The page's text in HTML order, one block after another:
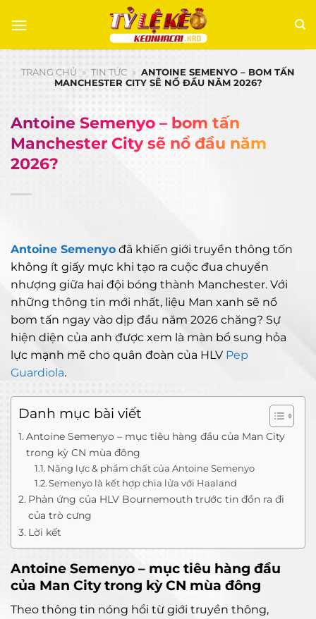
đến
TRANG CHỦ » TIN TỨC » ANTOINE SEMENYO – BOM TẤN
MANCHESTER CITY SẼ NỔ ĐẦU NĂM 2026?
Antoine Semenyo – bom tấn
Manchester City sẽ nổ đầu năm
2026?
Antoine Semenyo đã khiến giới truyền thông tốn
không ít giấy mực khi tạo ra cuộc đua chuyển
nhượng giữa hai đội bóng thành Manchester. Với
những thông tin mới nhất, liệu Man xanh sẽ nổ
bom tấn ngay vào dịp đầu năm 2026 chăng? Sự
hiện diện của anh được xem là màn bổ sung hỏa
lực mạnh mẽ cho quân đoàn của HLV Pep
Guardiola.
Danh mục bài viết
Antoine Semenyo – mục tiêu hàng đầu của Man City
trong kỳ CN mùa đông
Năng lực & phẩm chất của Antoine Semenyo
Semenyo là kết hợp chia lửa với Haaland
Phản ứng của HLV Bournemouth trước tin đồn ra đi
của trò cưng
Lời kết
Antoine Semenyo – mục tiêu hàng đầu
của Man City trong kỳ CN mùa đông
Theo thông tin nóng hổi từ giới truyền thông,